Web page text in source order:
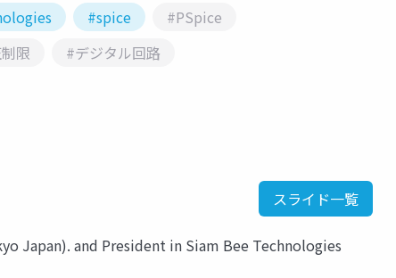
#spice
#PSpice
限 #デジタル回路
スライド一覧
Japan). and President in Siam Bee Technologies